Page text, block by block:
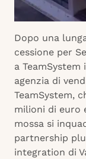
Dopo una
cessione per
a
agenzia di
TeamSystem,
milioni di euro
mossa si
partnership
integration di